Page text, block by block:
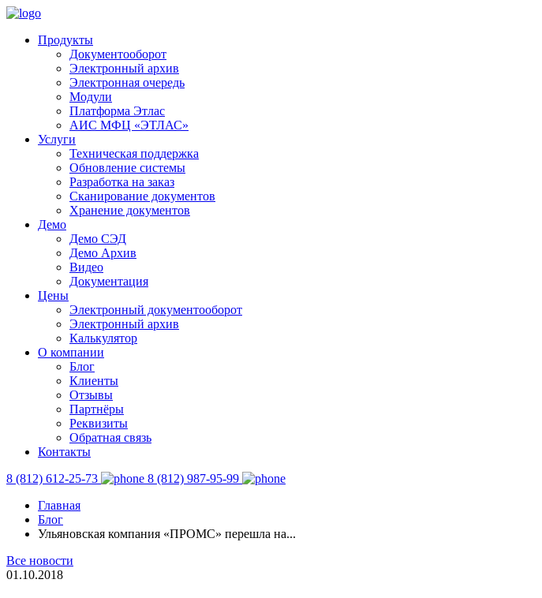
Продукты
Документооборот
Электронный архив
Электронная очередь
Модули
Платформа Этлас
АИС МФЦ «ЭТЛАС»
Услуги
Техническая поддержка
Обновление системы
Разработка на заказ
Сканирование документов
Хранение документов
Демо
Демо СЭД
Демо Архив
Видео
Документация
Цены
Электронный документооборот
Электронный архив
Калькулятор
О компании
Блог
Клиенты
Отзывы
Партнёры
Реквизиты
Обратная связь
Контакты
8 (812) 612-25-73
8 (812) 987-95-99
Главная
Блог
Ульяновская компания «ПРОМС» перешла на...
Все новости
01.10.2018